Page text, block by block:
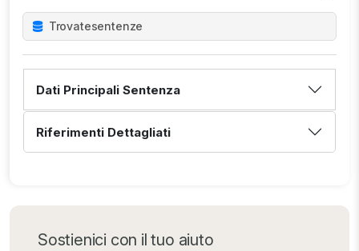
Trovatesentenze
Dati Principali Sentenza
Riferimenti Dettagliati
Sostienici con il tuo aiuto